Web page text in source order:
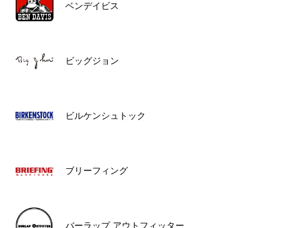
ベンデイビス
ビッグジョン
ビルケンシュトック
ブリーフィング
バーラップ アウトフィッター